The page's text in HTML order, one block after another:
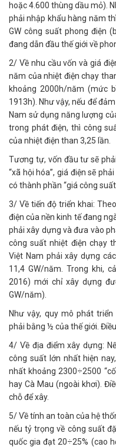
hoặc 4.600 thùng dầu mỏ).
phải nhập khẩu hàng năm
GW công suất phong điện
đang dẫn đầu thế giới về
2/ Về nhu cầu vốn và giá
năm của nhiệt điện chạy
khoảng 2000h/năm (mức
1913h). Như vậy, nếu để
Nam sử dụng năng lượng
trong phát điện, thì công
của nhiệt điện than 3,25 lần.
Tương tự, vốn đầu tư sẽ
“xã hội hóa”, giá điện sẽ
có thành phần “giá công
3/ Về tiến độ triển khai:
điện của nền kinh tế đang
phải xây dựng và đưa vào
công suất nhiệt điện chạy
Việt Nam phải xây dựng
11,4 GW/năm. Trong khi,
2016) mới chỉ xây dựng
GW/năm).
Như vậy, quy mô phát
phải bằng ½ của thế giới.
4/ Về địa điểm xây dựng:
công suất lớn nhất hiện
nhất khoảng 2300÷2500
hay Cà Mau (ngoài khơi).
chỗ để xây.
5/ Về tính an toàn của hệ
nếu tỷ trọng về công suất
quốc gia đạt 20÷25% (cao